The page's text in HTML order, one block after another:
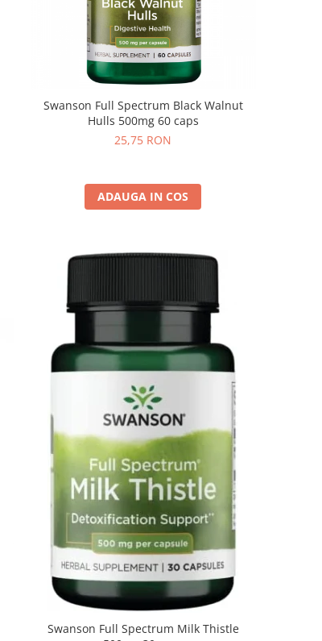
Swanson Full Spectrum Black Walnut
Hulls 500mg 60 caps
25,75 RON
ADAUGA IN COS
Swanson Full Spectrum Milk Thistle